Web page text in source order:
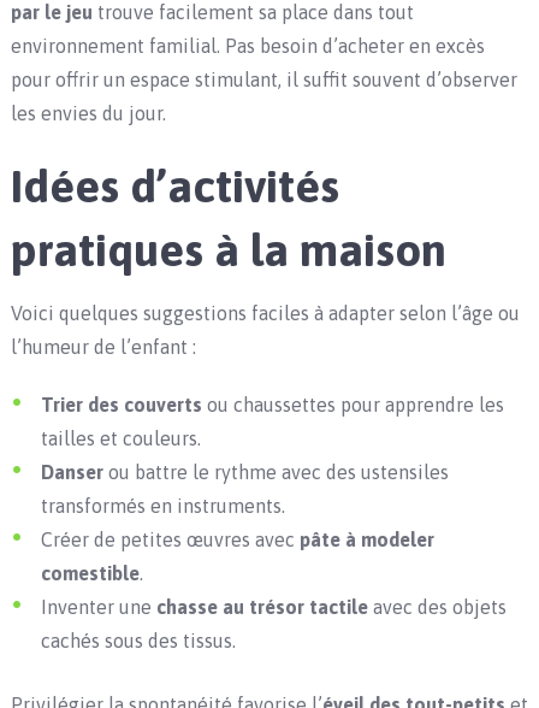
par le jeu trouve facilement sa place dans tout
environnement familial. Pas besoin d’acheter en excès
pour offrir un espace stimulant, il suffit souvent d’observer
les envies du jour.
Idées d’activités
pratiques à la maison
Voici quelques suggestions faciles à adapter selon l’âge ou
l’humeur de l’enfant :
Trier des couverts ou chaussettes pour apprendre les
tailles et couleurs.
Danserou battre le rythme avec des ustensiles
transformés en instruments.
Créer de petites œuvres avec pâte à modeler
comestible.
Inventer une chasse au trésor tactileavec des objets
cachés sous des tissus.